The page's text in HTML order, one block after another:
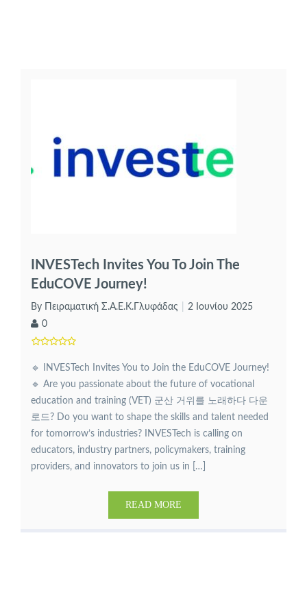
INVESTech Invites You To Join The
EduCOVE Journey!
By Πειραματική Σ.Α.Ε.Κ.Γλυφάδας
2 Ιουνίου 2025
0
🔹 INVESTech Invites You to Join the EduCOVE Journey!
🔹 Are you passionate about the future of vocational
education and training (VET) 군산 거위를 노래하다 다운
로드? Do you want to shape the skills and talent needed
for tomorrow’s industries? INVESTech is calling on
educators, industry partners, policymakers, training
providers, and innovators to join us in […]
READ MORE